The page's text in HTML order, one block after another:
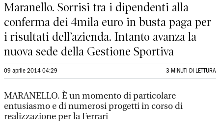
Maranello. Sorrisi tra i dipendenti alla
conferma dei 4mila euro in busta paga per
i risultati dell’azienda. Intanto avanza la
nuova sede della Gestione Sportiva
09 aprile 2014 04:29 3 MINUTI DI LETTURA
MARANELLO. È un momento di particolare
entusiasmo e di numerosi progetti in corso di
realizzazione per la Ferrari